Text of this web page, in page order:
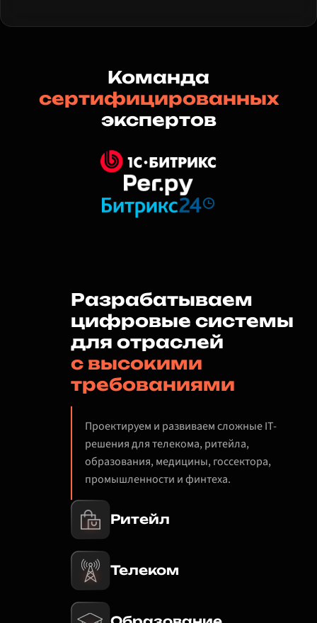
Команда
сертифицированных
экспертов
Разрабатываем
цифровые системы
для отраслей
с высокими
требованиями
Проектируем и развиваем сложные IT-
решения для телекома, ритейла,
образования, медицины, госсектора,
промышленности и финтеха.
Ритейл
Телеком